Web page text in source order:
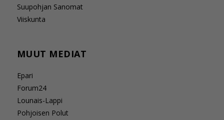
Suupohjan Sanomat
Viiskunta
MUUT MEDIAT
Epari
Forum24
Lounais-Lappi
Pohjoisen Polut